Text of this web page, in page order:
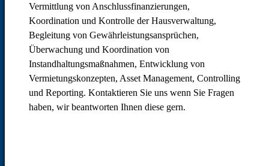
Vermittlung von Anschlussfinanzierungen,
Koordination und Kontrolle der Hausverwaltung,
Begleitung von Gewährleistungsansprüchen,
Überwachung und Koordination von
Instandhaltungsmaßnahmen, Entwicklung von
Vermietungskonzepten, Asset Management, Controlling
und Reporting. Kontaktieren Sie uns wenn Sie Fragen
haben, wir beantworten Ihnen diese gern.